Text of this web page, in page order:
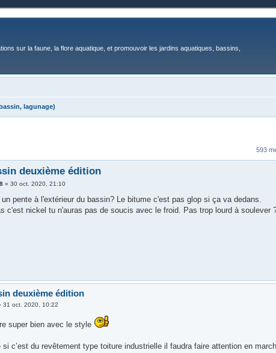
sur la faune, la flore aquatique, et promouvoir les jardins aquatiques, bassins,
lagunage)
593
deuxième édition
»30 oct. 2020, 21:10
pente à l'extérieur du bassin? Le bitume c'est pas glop si ça va dedans.
c'est nickel tu n'auras pas de soucis avec le froid. Pas trop lourd à soulever
deuxième édition
31 oct. 2020, 10:22
super bien avec le style
si c’est du revêtement type toiture industrielle il faudra faire attention en